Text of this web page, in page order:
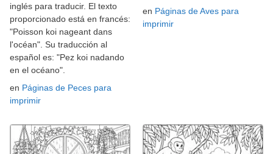
inglés para traducir. El texto
proporcionado está en francés:
"Poisson koi nageant dans
l'océan". Su traducción al
español es: "Pez koi nadando
en el océano".
en Páginas de Peces para
imprimir
en Páginas de Aves para
imprimir